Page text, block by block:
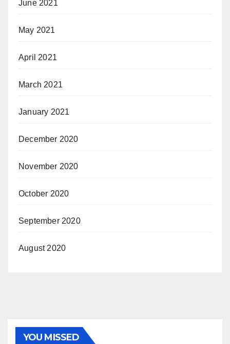
June 2021
May 2021
April 2021
March 2021
January 2021
December 2020
November 2020
October 2020
September 2020
August 2020
YOU MISSED